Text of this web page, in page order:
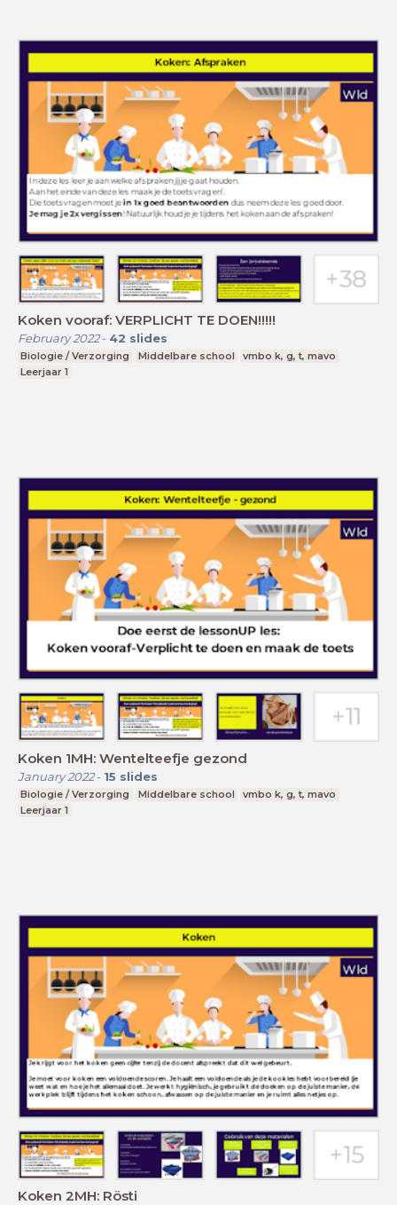
Koken vooraf: VERPLICHT TE DOEN!!!!!
February 2022- 42 slides
Biologie / Verzorging Middelbare school
vmbo k, g, t, mavo
Leerjaar 1
Koken 1MH: Wentelteefje gezond
January 2022- 15 slides
Biologie / Verzorging Middelbare school
vmbo k, g, t, mavo
Leerjaar 1
Koken 2MH: Rösti